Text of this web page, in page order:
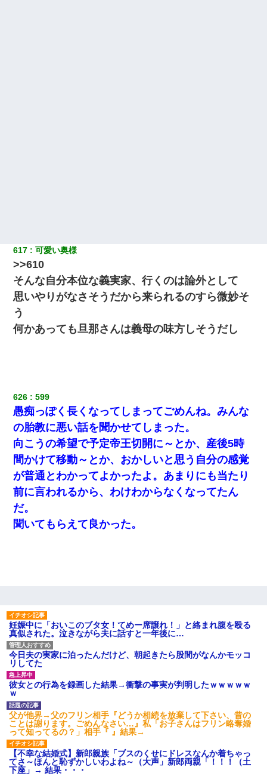
617 可愛い奥様
>>610
そんな自分本位な義実家、行くのは論外として
思いやりがなさそうだから来られるのすら微妙そ
う
何かあっても旦那さんは義母の味方しそうだし
626 599
愚痴っぽく長くなってしまってごめんね。みんな
の胎教に悪い話を聞かせてしまった。
向こうの希望で予定帝王切開に～とか、産後5時
間かけて移動～とか、おかしいと思う自分の感覚
が普通とわかってよかったよ。あまりにも当たり
前に言われるから、わけわからなくなってたん
だ。
聞いてもらえて良かった。
妊娠中に「おいこのブタ女！てめー席譲れ！」と絡まれ腹を殴る
真似された。泣きながら夫に話すと一年後に…
今日夫の実家に泊ったんだけど、朝起きたら股間がなんかモッコ
リしてた
彼女との行為を録画した結果→衝撃の事実が判明したｗｗｗｗｗ
ｗ
父が他界→父のフリン相手『どうか相続を放棄して下さい、昔の
ことは謝ります。ごめんなさい…』私「お子さんはフリン略奪婚
って知ってるの？」相手『 』結果→
【不幸な結婚式】新郎親族「ブスのくせにドレスなんか着ちゃっ
てさ～ほんと恥ずかしいわよね～（大声」新郎両親「！！！（土
下座」→ 結果・・・